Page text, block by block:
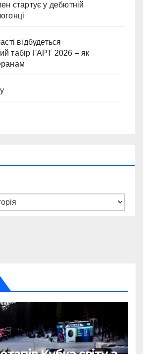
стартує у дебютній
відбудеться
табір ГАРТ 2026 – як